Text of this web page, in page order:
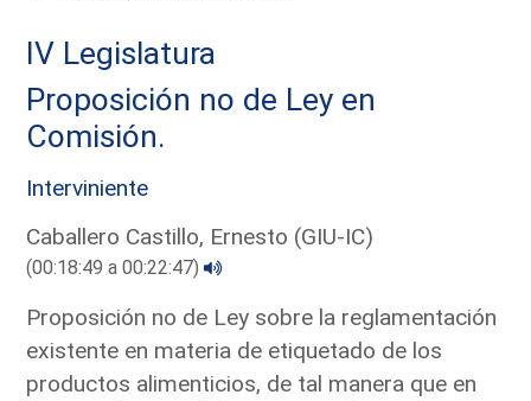
IV Legislatura
Proposición no de Ley en
Comisión.
Interviniente
Caballero Castillo, Ernesto (GIU-IC)
(00:18:49 a 00:22:47)
Proposición no de Ley sobre la reglamentación
existente en materia de etiquetado de los
productos alimenticios, de tal manera que en